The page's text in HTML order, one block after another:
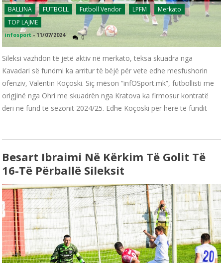
BALLINA FUTBOLL Futboll Vendor LPFM
Merkato
TOP LAJME
infosport -11/07/2024 0
Sileksi vazhdon të jetë aktiv në merkato, teksa skuadra nga
Kavadari së fundmi ka arritur të bëjë për vete edhe mesfushorin
ofenziv, Valentin Koçoski. Siç mëson “infOSport.mk”, futbollisti me
origjinë nga Ohri me skuadrën nga Kratova ka firmosur kontratë
deri në fund te sezonit 2024/25. Edhe Koçoski për herë të fundit
Besart Ibraimi Në Kërkim Të Golit Të
16-Të Përballë Sileksit